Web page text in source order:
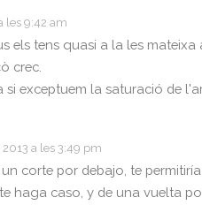
les 9:42 am
els tens quasi a la les
crec.
exceptuem la saturació de
a les 3:49 pm
corte por debajo, te
haga caso, y de una vuelta